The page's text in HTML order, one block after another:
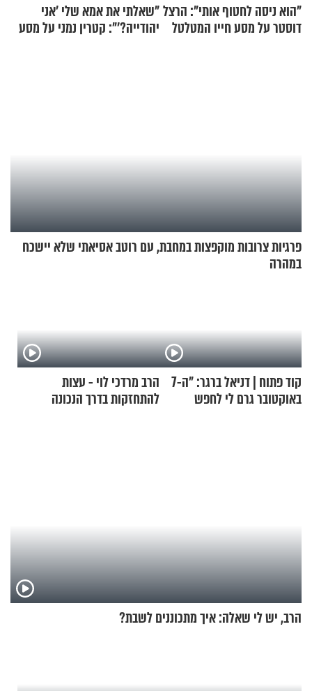
"הוא ניסה לחטוף אותי": הרצל
דוסטר על מסע חייו המטלטל
"שאלתי את אמא שלי 'אני
יהודייה?'": קטרין נמני על מסע
פרגיות צרובות מוקפצות במחבת, עם רוטב אסיאתי שלא יישכח
במהרה
קוד פתוח | דניאל ברגר: "ה-7
באוקטובר גרם לי לחפש
הרב מרדכי לוי - עצות
להתחזקות בדרך הנכונה
הרב, יש לי שאלה: איך מתכוננים לשבת?